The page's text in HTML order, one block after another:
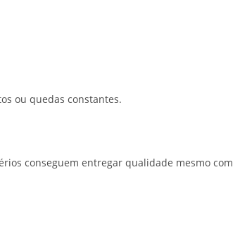
ou quedas constantes.
conseguem entregar qualidade mesmo com